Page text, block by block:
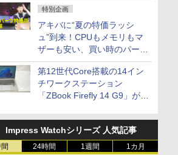
特別企画
アキバに“夏の特価ラッシ
ュ”到来！CPUもメモリもマ
ザーも安い、買い時のパーツ
は？【8月7日(金)22時配信】
第12世代Core搭載の14イン
チワークステーション
「ZBook Firefly 14 G9」が
セール
Impress Watchシリーズ 人気記事
24時間 1週間 1カ月